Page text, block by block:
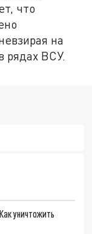
что
на
рядах ВСУ.
уничтожить